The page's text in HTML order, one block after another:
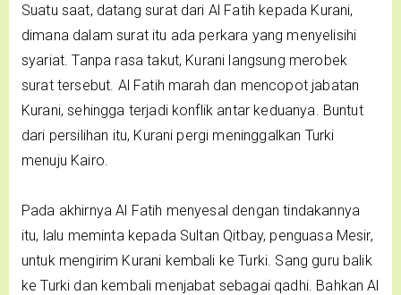
Suatu saat, datang surat dari Al Fatih kepada Kurani,
dimana dalam surat itu ada perkara yang menyelisihi
syariat. Tanpa rasa takut, Kurani langsung merobek
surat tersebut. Al Fatih marah dan mencopot jabatan
Kurani, sehingga terjadi konflik antar keduanya. Buntut
dari persilihan itu, Kurani pergi meninggalkan Turki
menuju Kairo.
Pada akhirnya Al Fatih menyesal dengan tindakannya
itu, lalu meminta kepada Sultan Qitbay, penguasa Mesir,
untuk mengirim Kurani kembali ke Turki. Sang guru balik
ke Turki dan kembali menjabat sebagai qadhi. Bahkan Al